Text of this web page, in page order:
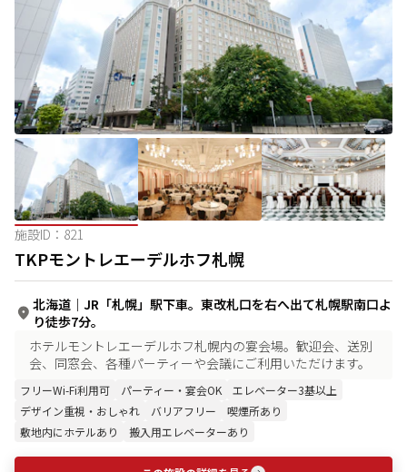
施設ID： 821
TKPモントレエーデルホフ札幌
北海道 ｜ JR「札幌」駅下車。東改札口を右へ出て札幌駅南口よ
り徒歩7分。
ホテルモントレエーデルホフ札幌内の宴会場。歓迎会、送別
会、同窓会、各種パーティーや会議にご利用いただけます。
フリーWi-Fi利用可 パーティー・宴会OK
エレベーター3基以上
デザイン重視・おしゃれ
バリアフリー
喫煙所あり
敷地内にホテルあり
搬入用エレベーターあり